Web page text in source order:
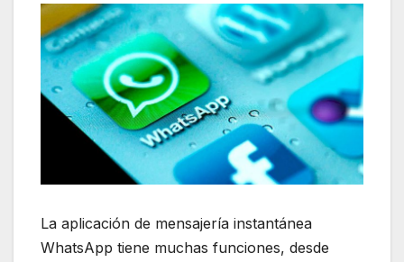
La aplicación de mensajería instantánea
WhatsApp tiene muchas funciones, desde